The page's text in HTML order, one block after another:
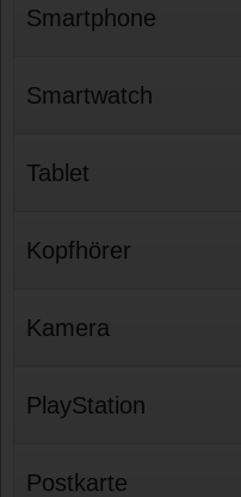
Smartphone
Smartwatch
Tablet
Kopfhörer
Kamera
PlayStation
Postkarte